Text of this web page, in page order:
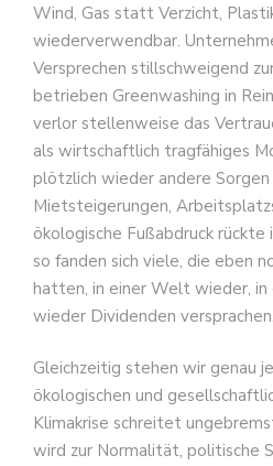
Wind, Gas statt Verzicht,
wiederverwendbar.
Versprechen stillschweigend
betrieben Greenwashing in
verlor stellenweise das
als wirtschaftlich tragfähiges
plötzlich wieder andere
Mietsteigerungen,
ökologische Fußabdruck rückte
so fanden sich viele, die eben
hatten, in einer Welt wieder,
wieder Dividenden versprachen.
Gleichzeitig stehen wir genau
ökologischen und
Klimakrise schreitet
wird zur Normalität, politische